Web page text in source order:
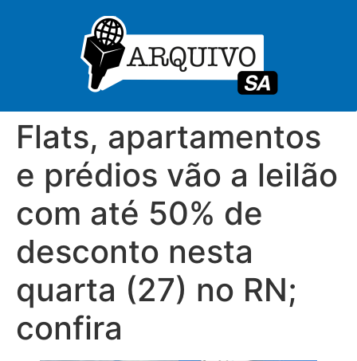
Flats, apartamentos
e prédios vão a leilão
com até 50% de
desconto nesta
quarta (27) no RN;
confira